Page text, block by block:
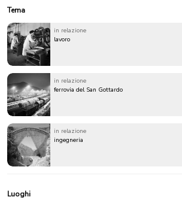
Tema
in relazione
lavoro
in relazione
ferrovia del San Gottardo
in relazione
ingegneria
Luoghi